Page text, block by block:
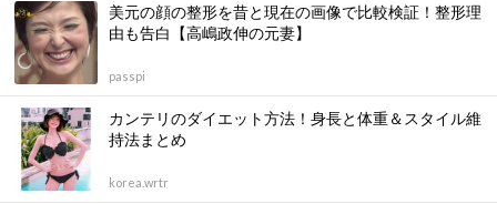
美元の顔の整形を昔と現在の画像で比較検証！整形理
由も告白【高嶋政伸の元妻】
passpi
カンテリのダイエット方法！身長と体重＆スタイル維
持法まとめ
korea.wrtr